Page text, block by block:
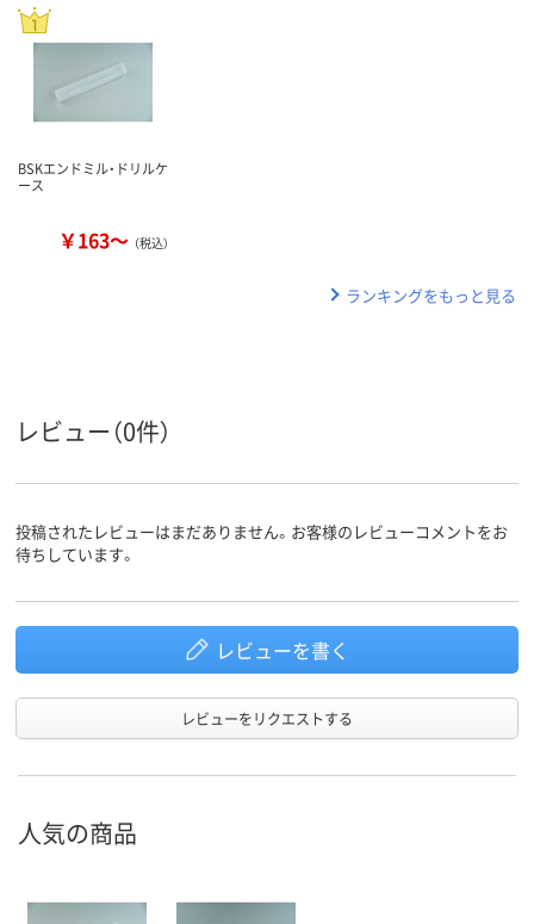
BSKエンドミル・ドリルケ
ース
￥163～ （税込）
ランキングをもっと見る
レビュー（0件）
投稿されたレビューはまだありません。お客様のレビューコメントをお
待ちしています。
レビューを書く
レビューをリクエストする
人気の商品